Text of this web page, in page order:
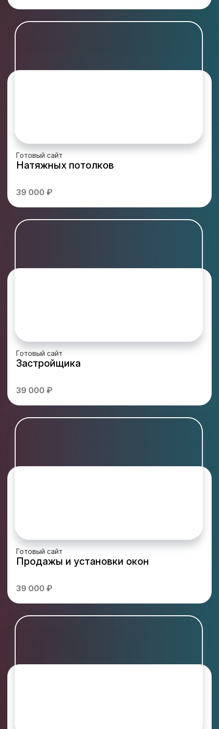
Готовый сайт
Натяжных потолков
39 000 ₽
Готовый сайт
Застройщика
39 000 ₽
Готовый сайт
Продажы и установки окон
39 000 ₽